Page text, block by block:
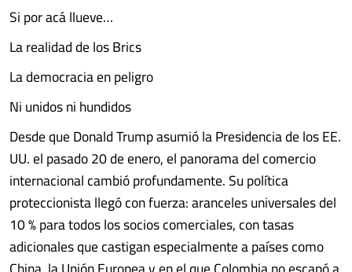
Si por acá llueve…
La realidad de los Brics
La democracia en peligro
Ni unidos ni hundidos
Desde que Donald Trump asumió la Presidencia de los EE.
UU. el pasado 20 de enero, el panorama del comercio
internacional cambió profundamente. Su política
proteccionista llegó con fuerza: aranceles universales del
10 % para todos los socios comerciales, con tasas
adicionales que castigan especialmente a países como